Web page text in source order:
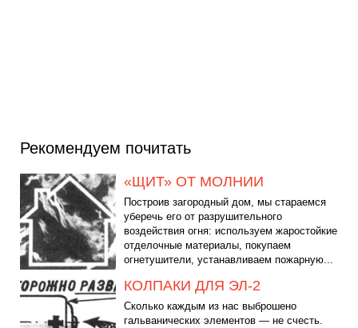
Рекомендуем почитать
«ЩИТ» ОТ МОЛНИИ
Построив загородный дом, мы стараемся
уберечь его от разрушительного
воздействия огня: используем жаростойкие
отделочные материалы, покупаем
огнетушители, устанавливаем пожарную...
КОЛПАКИ ДЛЯ ЭЛ-2
Сколько каждым из нас выброшено
гальванических элементов — не счесть.